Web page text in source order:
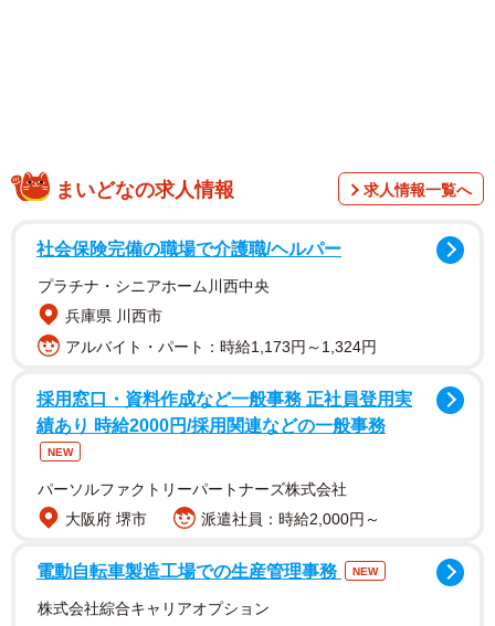
ゾウやトラも暮らすジャングル
集長・外村康一郎さん（@Gaison64）。友人の生物写真
家・眼遊さん（@ganyujapan）、Youtuberのうごめ紀さん
まいどなの求人情報 求人情報一覧へ
社会保険完備の職場で介護職/ヘルパー
プラチナ・シニアホーム川西中央
兵庫県 川西市
アルバイト・パート：時給1,173円～1,324円
採用窓口・資料作成など一般事務 正社員登用実
績あり 時給2000円/採用関連などの一般事務
NEW
パーソルファクトリーパートナーズ株式会社
大阪府 堺市
派遣社員：時給2,000円～
電動自転車製造工場での生産管理事務 NEW
株式会社綜合キャリアオプション